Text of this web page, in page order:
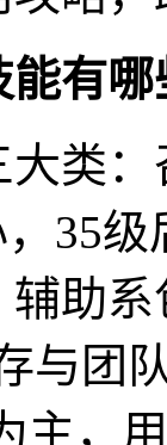
有
类
35
助系
与团
主，